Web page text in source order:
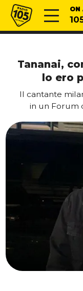
Vai al contenuto
Radio 105 ON
Tananai,
lo ero
Il cantante
in un Forum